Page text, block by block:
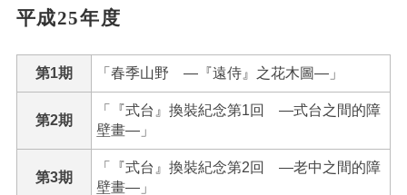
平成25年度
第1期 「春季山野 ―『遠侍』之花木圖―」
第2期
「『式台』換裝紀念第1回 ―式台之間的障
壁畫―」
第3期
「『式台』換裝紀念第2回 ―老中之間的障
壁畫―」